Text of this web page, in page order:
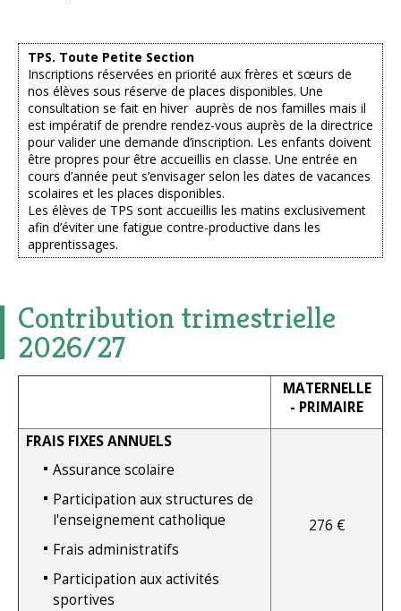
TPS. Toute Petite Section
Inscriptions réservées en priorité aux frères et sœurs de
nos élèves sous réserve de places disponibles. Une
consultation se fait en hiver auprès de nos familles mais il
est impératif de prendre rendez-vous auprès de la directrice
pour valider une demande d’inscription. Les enfants doivent
être propres pour être accueillis en classe. Une entrée en
cours d’année peut s’envisager selon les dates de vacances
scolaires et les places disponibles.
Les élèves de TPS sont accueillis les matins exclusivement
afin d’éviter une fatigue contre-productive dans les
apprentissages.
Contribution trimestrielle
2026/27
MATERNELLE
- PRIMAIRE
FRAIS FIXES ANNUELS
Assurance scolaire
Participation aux structures de
l'enseignement catholique
Frais administratifs
Participation aux activités
sportives
276 €